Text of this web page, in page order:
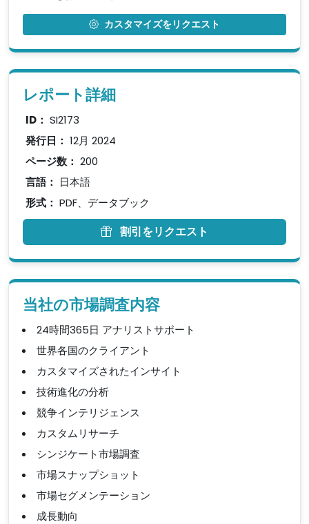
カスタマイズをリクエスト
レポート詳細
ID： SI2173
発行日： 12月 2024
ページ数： 200
言語： 日本語
形式： PDF、データブック
割引をリクエスト
当社の市場調査内容
24時間365日 アナリストサポート
世界各国のクライアント
カスタマイズされたインサイト
技術進化の分析
競争インテリジェンス
カスタムリサーチ
シンジケート市場調査
市場スナップショット
市場セグメンテーション
成長動向